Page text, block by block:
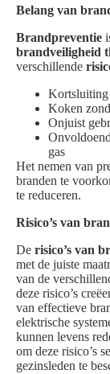
Belang van
Brandpreventie
brandveiligheid
verschillende
Kortsluiting
Koken
Onjuist
gas
Het nemen van
branden te
te reduceren.
Risico’s van
De risico’s van
met de juiste
van de
deze risico’s
van effectieve
elektrische
kunnen levens
om deze risico’s
gezinsleden te